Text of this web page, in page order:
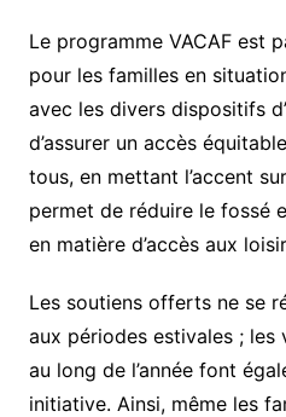
Le programme VACAF est
pour les familles en
avec les divers dispositifs
d’assurer un accès
tous, en mettant l’accent
permet de réduire le fossé
en matière d’accès aux
Les soutiens offerts ne se
aux périodes estivales ; les
au long de l’année font
initiative. Ainsi, même les